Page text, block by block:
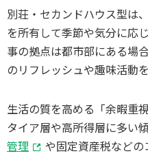
別荘・セカンドハウス型は
を所有して季節や気分に応
事の拠点は都市部にある場
のリフレッシュや趣味活動
生活の質を高める「余暇重
タイア層や高所得層に多い
管理
や固定資産税などの